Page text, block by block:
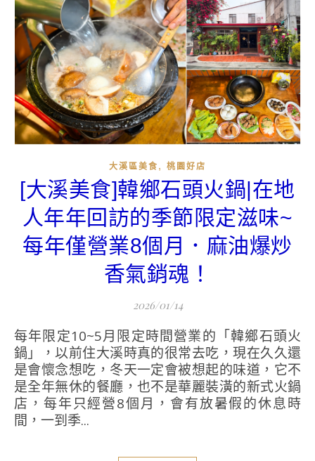
大溪區美食 , 桃園好店
[大溪美食]韓鄉石頭火鍋|在地
人年年回訪的季節限定滋味~
每年僅營業8個月．麻油爆炒
香氣銷魂！
2026/01/14
每年限定10~5月限定時間營業的「韓鄉石頭火
鍋」，以前住大溪時真的很常去吃，現在久久還
是會懷念想吃，冬天一定會被想起的味道，它不
是全年無休的餐廳，也不是華麗裝潢的新式火鍋
店，每年只經營8個月，會有放暑假的休息時
間，一到季...